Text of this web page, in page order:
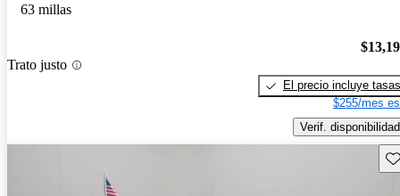
63 millas
Trato justo
El precio incluye tasas
$255/mes
Verif. disponibilidad